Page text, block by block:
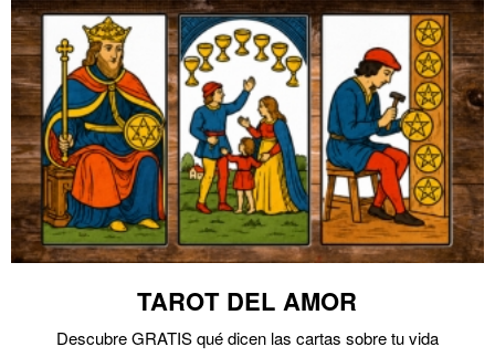
TAROT DEL AMOR
Descubre GRATIS qué dicen las cartas sobre tu vida